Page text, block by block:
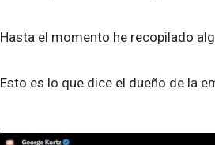
Hasta el momento he recopilado
Esto es lo que dice el dueño de la